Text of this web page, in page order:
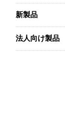
新製品
法人向け製品